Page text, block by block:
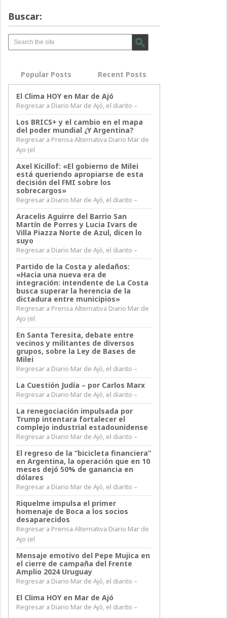
Buscar:
Popular Posts Recent Posts
El Clima HOY en Mar de Ajó
Regresar a Diario Mar de Ajó, el diarito –
Los BRICS+ y el cambio en el mapa
del poder mundial ¿Y Argentina?
Regresar a Prensa Alternativa Diario Mar de
Ajo (el
Axel Kicillof: «El gobierno de Milei
está queriendo apropiarse de esta
decisión del FMI sobre los
sobrecargos»
Regresar a Diario Mar de Ajó, el diarito –
Aracelis Aguirre del Barrio San
Martín de Porres y Lucia Ivars de
Villa Piazza Norte de Azul, dicen lo
suyo
Regresar a Diario Mar de Ajó, el diarito –
Partido de la Costa y aledaños:
«Hacia una nueva era de
integración: intendente de La Costa
busca superar la herencia de la
dictadura entre municipios»
Regresar a Prensa Alternativa Diario Mar de
Ajo (el
En Santa Teresita, debate entre
vecinos y militantes de diversos
grupos, sobre la Ley de Bases de
Milei
Regresar a Diario Mar de Ajó, el diarito –
La Cuestión Judía – por Carlos Marx
Regresar a Diario Mar de Ajó, el diarito –
La renegociación impulsada por
Trump intentara fortalecer el
complejo industrial estadounidense
Regresar a Diario Mar de Ajó, el diarito –
El regreso de la “bicicleta financiera”
en Argentina, la operación que en 10
meses dejó 50% de ganancia en
dólares
Regresar a Diario Mar de Ajó, el diarito –
Riquelme impulsa el primer
homenaje de Boca a los socios
desaparecidos
Regresar a Prensa Alternativa Diario Mar de
Ajo (el
Mensaje emotivo del Pepe Mujica en
el cierre de campaña del Frente
Amplio 2024 Uruguay
Regresar a Diario Mar de Ajó, el diarito –
El Clima HOY en Mar de Ajó
Regresar a Diario Mar de Ajó, el diarito –